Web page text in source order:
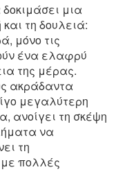
μια
τη δουλειά:
μόνο τις
ένα ελαφρύ
της μέρας.
ακράδαντα
μεγαλύτερη
ανοίγει τη σκέψη
να
τη
πολλές